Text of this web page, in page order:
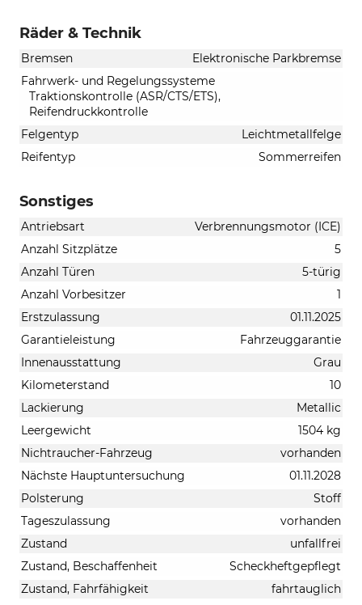
Räder & Technik
Bremsen
Elektronische Parkbremse
Fahrwerk- und Regelungssysteme
Traktionskontrolle (ASR/CTS/ETS),
Reifendruckkontrolle
Felgentyp
Leichtmetallfelge
Reifentyp
Sommerreifen
Sonstiges
Antriebsart
Verbrennungsmotor (ICE)
Anzahl Sitzplätze
5
Anzahl Türen
5-türig
Anzahl Vorbesitzer
1
Erstzulassung
01.11.2025
Garantieleistung
Fahrzeuggarantie
Innenausstattung
Grau
Kilometerstand
10
Lackierung
Metallic
Leergewicht
1504 kg
Nichtraucher-Fahrzeug
vorhanden
Nächste Hauptuntersuchung
01.11.2028
Polsterung
Stoff
Tageszulassung
vorhanden
Zustand
unfallfrei
Zustand, Beschaffenheit
Scheckheftgepflegt
Zustand, Fahrfähigkeit
fahrtauglich